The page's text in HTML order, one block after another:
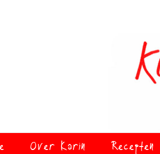
Over Karin Recepten